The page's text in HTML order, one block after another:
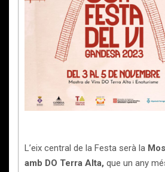
L’eix central de la Festa serà la
amb DO Terra Alta, que un any